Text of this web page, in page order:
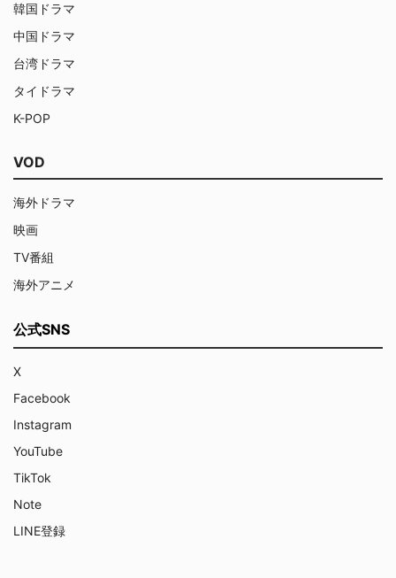
韓国ドラマ
中国ドラマ
台湾ドラマ
タイドラマ
K-POP
VOD
海外ドラマ
映画
TV番組
海外アニメ
公式SNS
X
Facebook
Instagram
YouTube
TikTok
Note
LINE登録